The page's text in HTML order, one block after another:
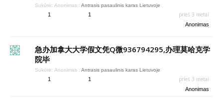
Sukūrė: Anonimas : Antrasis pasaulinis karas Lietuvoje
1 1 prieš 3 metai
Anonimas
急办加拿大大学假文凭Q微936794295,办理莫哈克学
院毕
Sukūrė: Anonimas : Antrasis pasaulinis karas Lietuvoje
1 1 prieš 3 metai
Anonimas